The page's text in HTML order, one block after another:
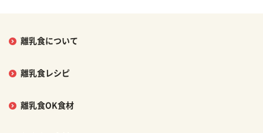
離乳食について
離乳食レシピ
離乳食OK食材